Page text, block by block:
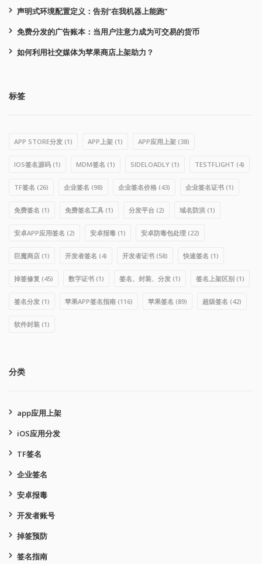
声明式环境配置定义：告别“在我机器上能跑”
免费分发的广告账本：当用户注意力成为可交易的货币
如何利用社交媒体为苹果商店上架助力？
标签
APP STORE分发 (1) APP上架 (1) APP应用上架 (38)
IOS签名源码 (1) MDM签名 (1) SIDELOADLY (1) TESTFLIGHT (4)
TF签名 (26) 企业签名 (98) 企业签名价格 (43) 企业签名证书 (1)
免费签名 (1) 免费签名工具 (1) 分发平台 (2) 域名防洪 (1)
安卓APP应用签名 (2) 安卓报毒 (1) 安卓防毒包处理 (22)
巨魔商店 (1) 开发者签名 (4) 开发者证书 (58) 快速签名 (1)
掉签修复 (45) 数字证书 (1) 签名、封装、分发 (1) 签名上架区别 (1)
签名分发 (1) 苹果APP签名指南 (116) 苹果签名 (89) 超级签名 (42)
软件封装 (1)
分类
app应用上架
iOS应用分发
TF签名
企业签名
安卓报毒
开发者账号
掉签预防
签名指南